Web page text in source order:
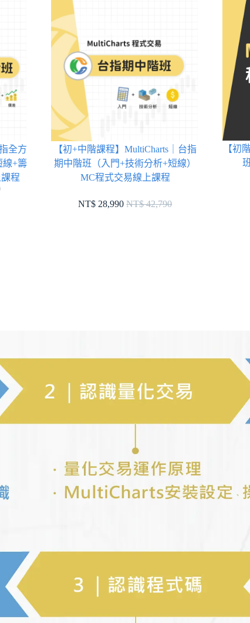
全方
線+籌
程
【初+中階課程】MultiCharts｜台指
期中階班（入門+技術分析+短線）
MC程式交易線上課程
NT$ 28,990 NT$ 42,790
【初